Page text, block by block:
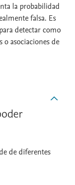
la probabilidad
falsa. Es
detectar como
asociaciones de
de diferentes